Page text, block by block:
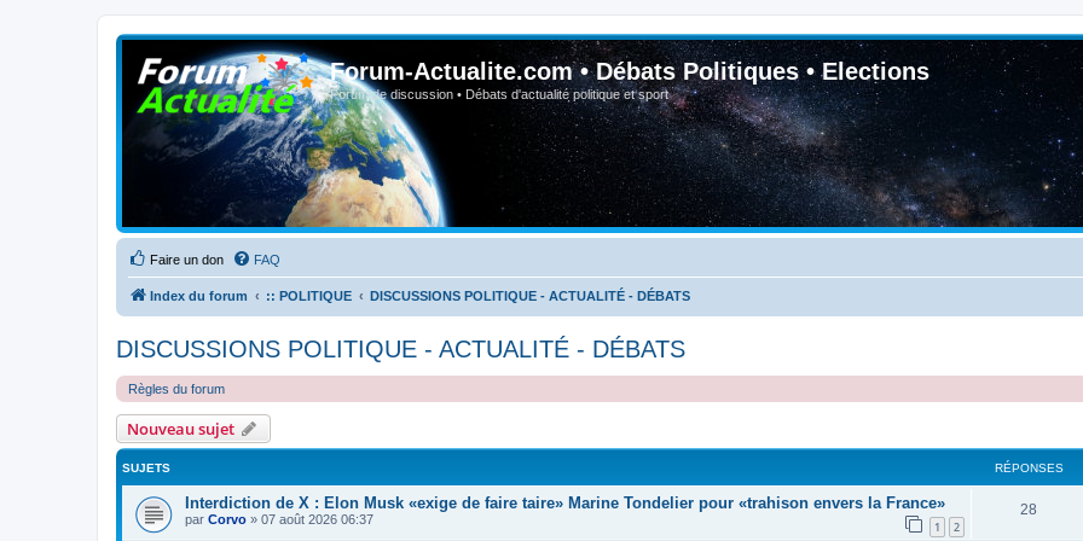
Forum-Actualite.com • Débats Politiques • Elections
Forum de discussion • Débats d'actualité politique et sport
Faire un don FAQ
Index du forum :: POLITIQUE DISCUSSIONS POLITIQUE - ACTUALITÉ - DÉBATS
DISCUSSIONS POLITIQUE - ACTUALITÉ - DÉBATS
Règles du forum
Nouveau sujet
SUJETS RÉPONSES
Interdiction de X : Elon Musk «exige de faire taire» Marine Tondelier pour «trahison envers la France»
par Corvo » 07 août 2026 06:37 1 2
28